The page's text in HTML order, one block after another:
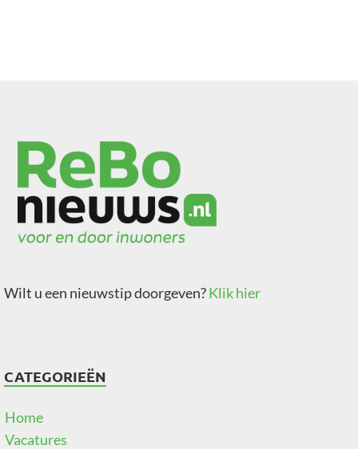
Wilt u een nieuwstip doorgeven?Klik hier
CATEGORIEËN
Home
Vacatures